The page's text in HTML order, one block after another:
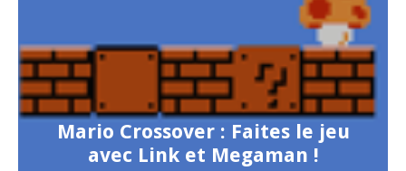
Mario Crossover : Faites le jeu
avec Link et Megaman !